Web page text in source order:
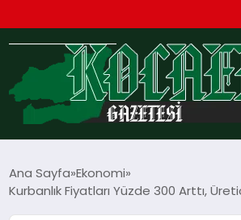
TEKNOLOJI
Ana Sayfa Ekonomi
Kurbanlık Fiyatları Yüzde 300 Arttı,